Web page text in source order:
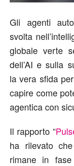
Gli agenti
svolta
globale verte
dell’AI e sulla
la vera sfida
capire come
agentica con
Il rapporto “
ha rilevato
rimane in